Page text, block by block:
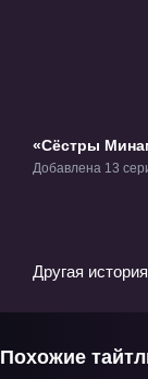
«Сёстры
ТВ-1
Добавлена 13
Другая история
Похожие